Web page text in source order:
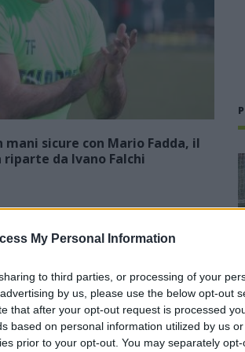
My Personal Information
to third parties, or processing of your
by us, please use the below opt-out
that after your opt-out request is processed
based on personal information utilized by us
prior to your opt-out. You may separately
mani sicure con Mario Fadda, il
da Ivano Falchi
tesseramenti dei calciatori a partire dall'1
girone B arrivano anche le chiusure
Colpo dell'Uta con Pisano e arriva
anche Serra, tripletta Cus Cagliari
con Piroddi, Angiargia e Nenna
5 Ago 2026